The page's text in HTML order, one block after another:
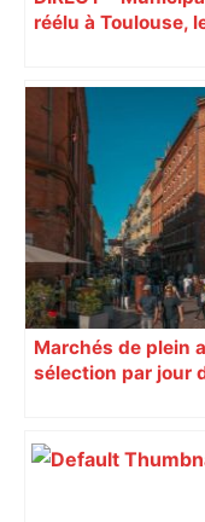
réélu à Toulouse,
Marchés de plein
sélection par jour